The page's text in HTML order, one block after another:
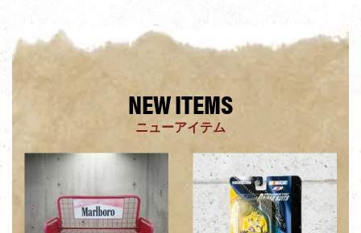
NEW ITEMS
ニューアイテム